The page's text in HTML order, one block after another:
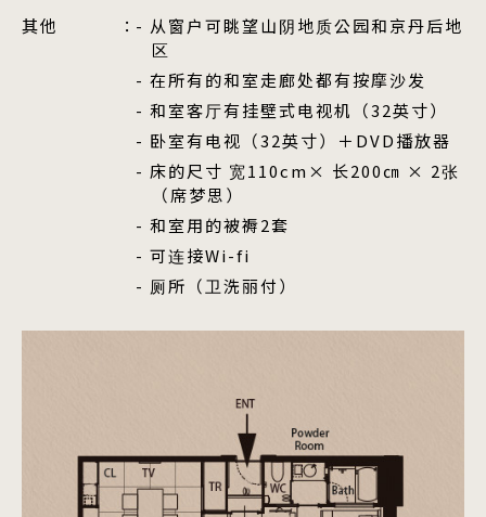
其他
从窗户可眺望山阴地质公园和京丹后地
区
在所有的和室走廊处都有按摩沙发
和室客厅有挂壁式电视机（32英寸）
卧室有电视（32英寸）＋DVD播放器
床的尺寸 宽110cm× 长200㎝ × 2张
（席梦思）
和室用的被褥2套
可连接Wi-fi
厕所（卫洗丽付）